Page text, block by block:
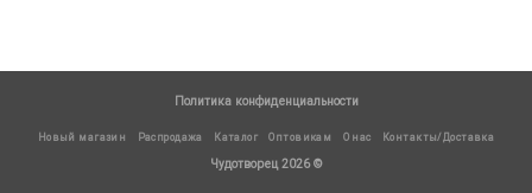
Политика конфиденциальности
Новый магазин Распродажа Каталог Оптовикам О нас Контакты/Доставка
Чудотворец 2026 ©